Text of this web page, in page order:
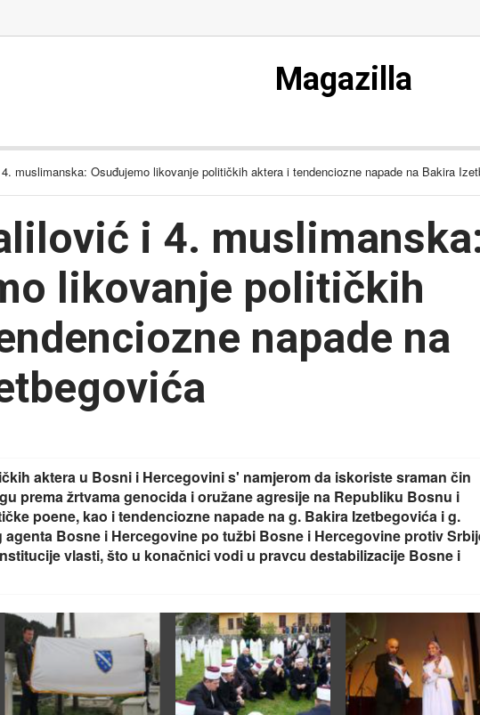
Magazilla
muslimanska: Osuđujemo likovanje političkih aktera i tendenciozne napade na Bakira
i 4.
likovanje političkih
napade na
aktera u Bosni i Hercegovini s' namjerom da iskoriste sraman čin
prema žrtvama genocida i oružane agresije na Republiku Bosnu i
poene, kao i tendenciozne napade na g. Bakira Izetbegovića i g.
Bosne i Hercegovine po tužbi Bosne i Hercegovine protiv
vlasti, što u konačnici vodi u pravcu destabilizacije Bosne i